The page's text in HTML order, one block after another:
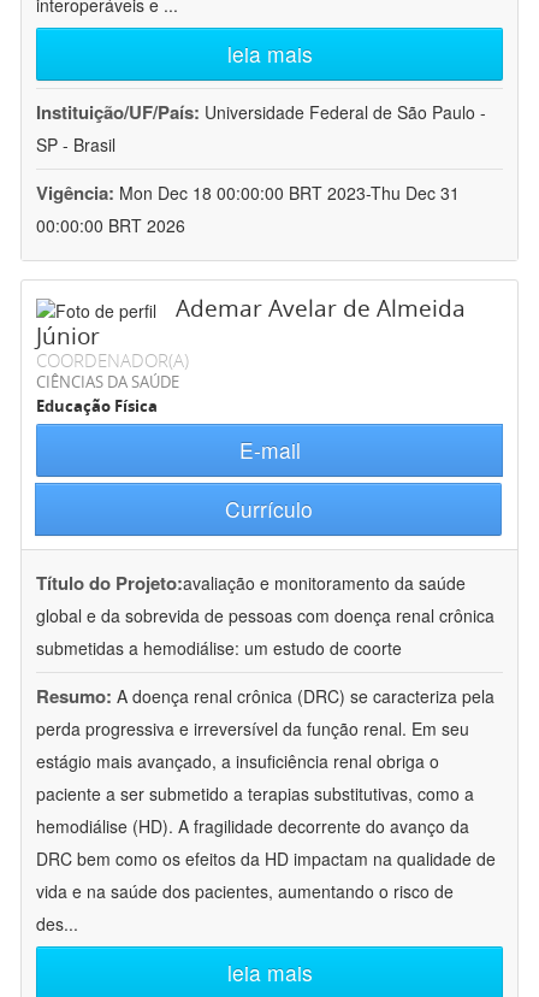
interoperáveis e ...
leia mais
Instituição/UF/País: Universidade Federal de São Paulo -
SP - Brasil
Vigência: Mon Dec 18 00:00:00 BRT 2023-Thu Dec 31
00:00:00 BRT 2026
Ademar Avelar de Almeida
Júnior
COORDENADOR(A)
CIÊNCIAS DA SAÚDE
Educação Física
E-mail
Currículo
Título do Projeto:avaliação e monitoramento da saúde
global e da sobrevida de pessoas com doença renal crônica
submetidas a hemodiálise: um estudo de coorte
Resumo: A doença renal crônica (DRC) se caracteriza pela
perda progressiva e irreversível da função renal. Em seu
estágio mais avançado, a insuficiência renal obriga o
paciente a ser submetido a terapias substitutivas, como a
hemodiálise (HD). A fragilidade decorrente do avanço da
DRC bem como os efeitos da HD impactam na qualidade de
vida e na saúde dos pacientes, aumentando o risco de
des...
leia mais